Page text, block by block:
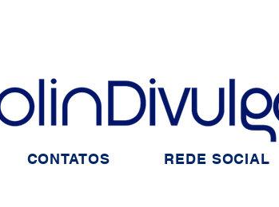
CONTATOS REDE SOCIAL